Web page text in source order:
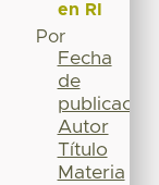
en RI
Por
Fecha
de
publicación
Autor
Título
Materia